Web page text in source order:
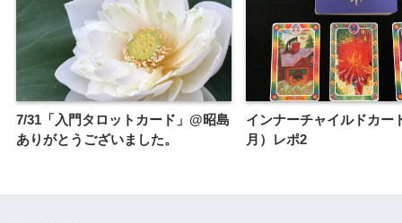
7/31「入門タロットカード」@昭島
ありがとうございました。
インナーチャイルドカー
月）レポ2